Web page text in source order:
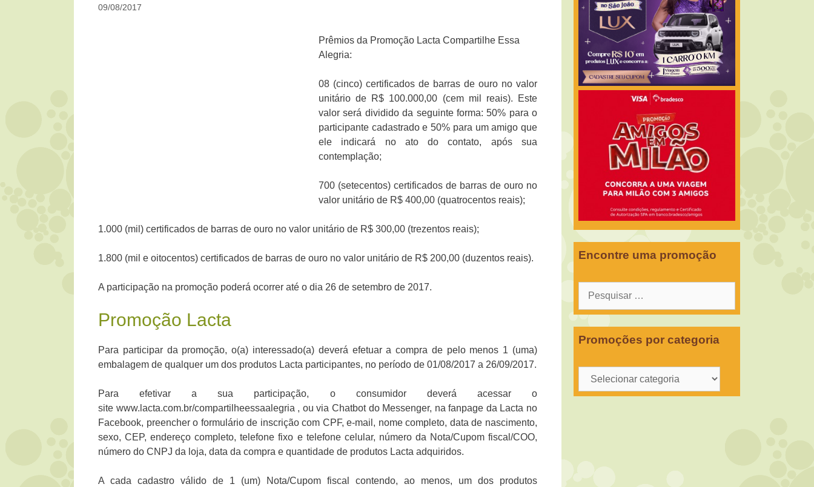
09/08/2017
Prêmios da Promoção Lacta Compartilhe Essa
Alegria:
08 (cinco) certificados de barras de ouro no valor
unitário de R$ 100.000,00 (cem mil reais). Este
valor será dividido da seguinte forma: 50% para o
participante cadastrado e 50% para um amigo que
ele indicará no ato do contato, após sua
contemplação;
700 (setecentos) certificados de barras de ouro no
valor unitário de R$ 400,00 (quatrocentos reais);
1.000 (mil) certificados de barras de ouro no valor unitário de R$ 300,00 (trezentos reais);
1.800 (mil e oitocentos) certificados de barras de ouro no valor unitário de R$ 200,00 (duzentos reais).
A participação na promoção poderá ocorrer até o dia 26 de setembro de 2017.
Promoção Lacta
Para participar da promoção, o(a) interessado(a) deverá efetuar a compra de pelo menos 1 (uma)
embalagem de qualquer um dos produtos Lacta participantes, no período de 01/08/2017 a 26/09/2017.
Para efetivar a sua participação, o consumidor deverá acessar o
site www.lacta.com.br/compartilheessaalegria , ou via Chatbot do Messenger, na fanpage da Lacta no
Facebook, preencher o formulário de inscrição com CPF, e-mail, nome completo, data de nascimento,
sexo, CEP, endereço completo, telefone fixo e telefone celular, número da Nota/Cupom fiscal/COO,
número do CNPJ da loja, data da compra e quantidade de produtos Lacta adquiridos.
A cada cadastro válido de 1 (um) Nota/Cupom fiscal contendo, ao menos, um dos produtos
Encontre uma promoção
Pesquisar
Promoções por categoria
Promoções
por